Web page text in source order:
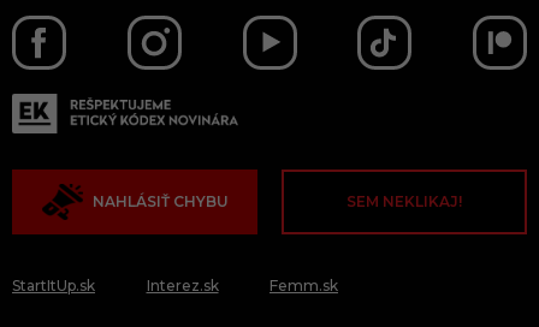
NAHLÁSIŤ CHYBU SEM NEKLIKAJ!
StartItUp.sk Interez.sk Femm.sk